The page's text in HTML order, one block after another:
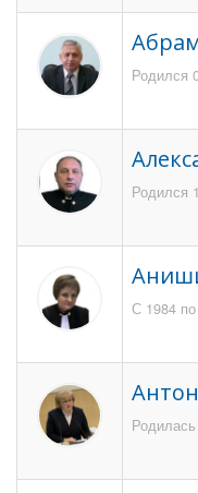
Родился
Родился
С 1984